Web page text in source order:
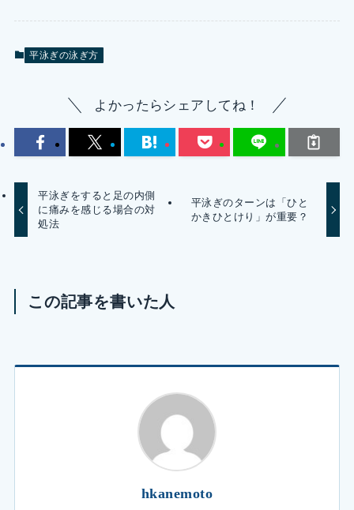
平泳ぎの泳ぎ方
よかったらシェアしてね！
平泳ぎをすると足の内側
に痛みを感じる場合の対
処法
平泳ぎのターンは「ひと
かきひとけり」が重要？
この記事を書いた人
hkanemoto